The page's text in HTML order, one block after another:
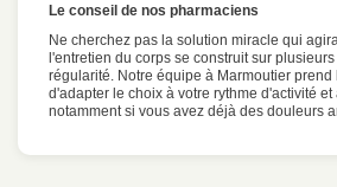
Le conseil de nos pharmaciens
Ne cherchez pas la solution miracle qui
l'entretien du corps se construit sur
régularité. Notre équipe à Marmoutier prend
d'adapter le choix à votre rythme d'activité
notamment si vous avez déjà des douleurs